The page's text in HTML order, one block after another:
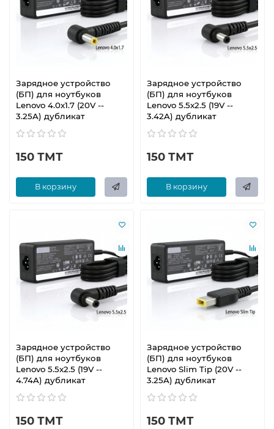
Зарядное устройство
(БП) для ноутбуков
Lenovo 4.0x1.7 (20V --
3.25A) дубликат
150 ТМТ
В корзину
Зарядное устройство
(БП) для ноутбуков
Lenovo 5.5x2.5 (19V --
3.42A) дубликат
150 ТМТ
В корзину
Зарядное устройство
(БП) для ноутбуков
Lenovo 5.5x2.5 (19V --
4.74A) дубликат
150 ТМТ
Зарядное устройство
(БП) для ноутбуков
Lenovo Slim Tip (20V --
3.25A) дубликат
150 ТМТ